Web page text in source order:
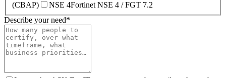
(CBAP)
NSE 4Fortinet NSE 4 / FGT 7.2
Describe your need*